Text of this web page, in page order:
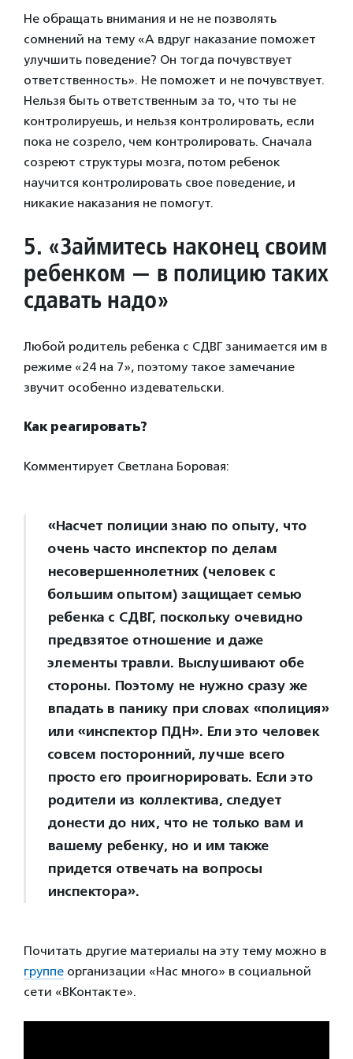
Не обращать внимания и не не позволять
сомнений на тему «А вдруг наказание поможет
улучшить поведение? Он тогда почувствует
ответственность». Не поможет и не почувствует.
Нельзя быть ответственным за то, что ты не
контролируешь, и нельзя контролировать, если
пока не созрело, чем контролировать. Сначала
созреют структуры мозга, потом ребенок
научится контролировать свое поведение, и
никакие наказания не помогут.
5. «Займитесь наконец своим
ребенком — в полицию таких
сдавать надо»
Любой родитель ребенка с СДВГ занимается им в
режиме «24 на 7», поэтому такое замечание
звучит особенно издевательски.
Как реагировать?
Комментирует Светлана Боровая:
«Насчет полиции знаю по опыту, что
очень часто инспектор по делам
несовершеннолетних (человек с
большим опытом) защищает семью
ребенка с СДВГ, поскольку очевидно
предвзятое отношение и даже
элементы травли. Выслушивают обе
стороны. Поэтому не нужно сразу же
впадать в панику при словах «полиция»
или «инспектор ПДН». Ели это человек
совсем посторонний, лучше всего
просто его проигнорировать. Если это
родители из коллектива, следует
донести до них, что не только вам и
вашему ребенку, но и им также
придется отвечать на вопросы
инспектора».
Почитать другие материалы на эту тему можно в
группе организации «Нас много» в социальной
сети «ВКонтакте».